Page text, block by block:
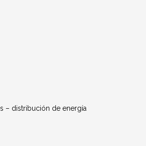
– distribución de energía